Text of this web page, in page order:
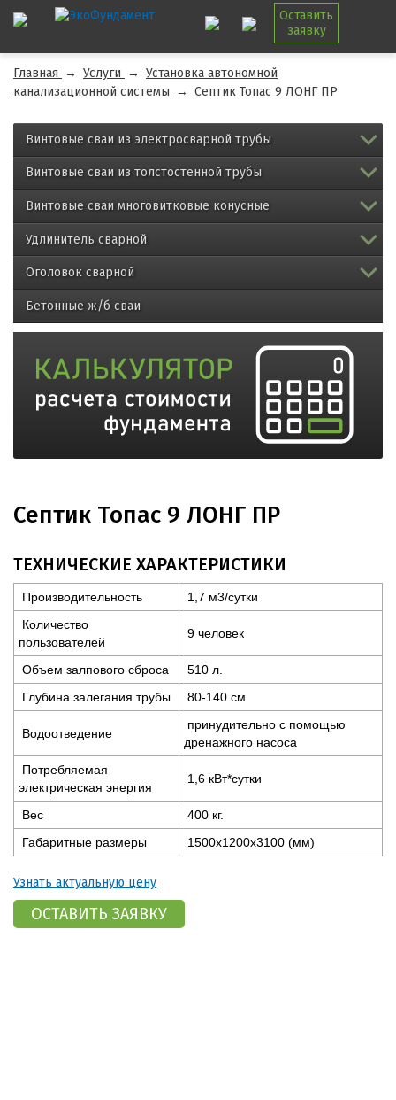
Оставить
заявку
Главная → Услуги → Установка автономной
канализационной системы → Септик Топас 9 ЛОНГ ПР
Винтовые сваи из электросварной трубы
Винтовые сваи из толстостенной трубы
Винтовые сваи многовитковые конусные
Удлинитель сварной
Оголовок сварной
Бетонные ж/б сваи
Септик Топас 9 ЛОНГ ПР
ТЕХНИЧЕСКИЕ ХАРАКТЕРИСТИКИ
Производительность
1,7 м3/сутки
Количество
пользователей
9 человек
Объем залпового сброса
510 л.
Глубина залегания трубы
80-140 см
Водоотведение
принудительно с помощью
дренажного насоса
Потребляемая
электрическая энергия
1,6 кВт*сутки
Вес
400 кг.
Габаритные размеры
1500x1200x3100 (мм)
Узнать актуальную цену